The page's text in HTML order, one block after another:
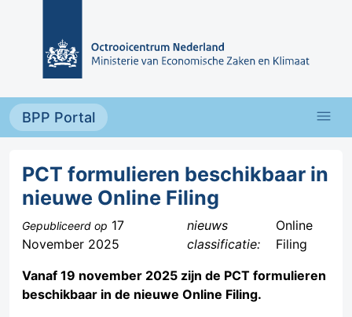
BPP Portal menu
PCT formulieren beschikbaar in
nieuwe Online Filing
Gepubliceerd op 17
November 2025
nieuws
classificatie:
Online
Filing
Vanaf 19 november 2025 zijn de PCT formulieren
beschikbaar in de nieuwe Online Filing.